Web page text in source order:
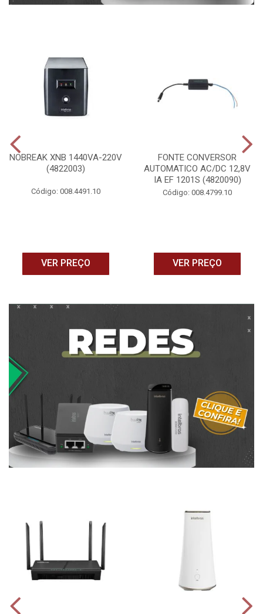
NOBREAK XNB 1440VA-220V
(4822003)
Código: 008.4491.10
VER PREÇO
FONTE CONVERSOR
AUTOMATICO AC/DC 12,8V
IA EF 1201S (4820090)
Código: 008.4799.10
VER PREÇO